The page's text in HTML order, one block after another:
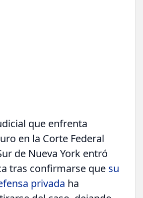
que enfrenta
en la Corte Federal
de Nueva York entró
tras confirmarse que su
privada ha